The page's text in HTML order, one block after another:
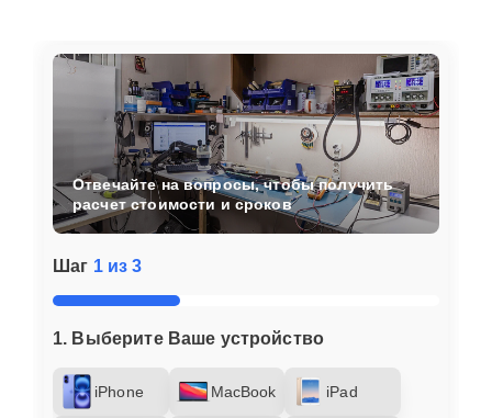
Шаг 1 из 3
1. Выберите Ваше устройство
iPhone MacBook iPad
Отвечайте на вопросы, чтобы получить
расчет стоимости и сроков